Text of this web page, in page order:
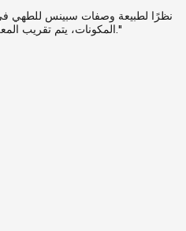
نظرًا لطبيعة وصفات سبينس للطهي في
المكونات، يتم تقريب المعلومات الغذائية على قدر الإمكان."